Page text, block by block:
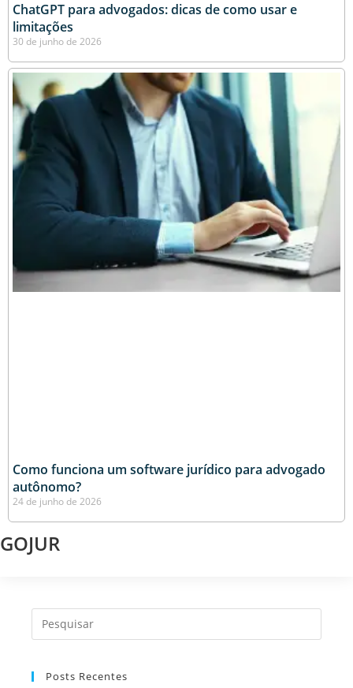
ChatGPT para advogados: dicas de como usar e
limitações
30 de junho de 2026
Como funciona um software jurídico para advogado
autônomo?
24 de junho de 2026
GOJUR
Posts Recentes